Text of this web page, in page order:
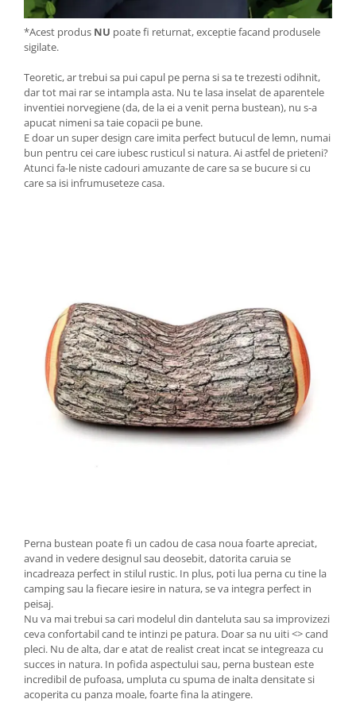
*Acest produs NU poate fi returnat, exceptie facand produsele
sigilate.
Teoretic, ar trebui sa pui capul pe perna si sa te trezesti odihnit,
dar tot mai rar se intampla asta. Nu te lasa inselat de aparentele
inventiei norvegiene (da, de la ei a venit perna bustean), nu s-a
apucat nimeni sa taie copacii pe bune.
E doar un super design care imita perfect butucul de lemn, numai
bun pentru cei care iubesc rusticul si natura. Ai astfel de prieteni?
Atunci fa-le niste cadouri amuzante de care sa se bucure si cu
care sa isi infrumuseteze casa.
Perna bustean poate fi un cadou de casa noua foarte apreciat,
avand in vedere designul sau deosebit, datorita caruia se
incadreaza perfect in stilul rustic. In plus, poti lua perna cu tine la
camping sau la fiecare iesire in natura, se va integra perfect in
peisaj.
Nu va mai trebui sa cari modelul din danteluta sau sa improvizezi
ceva confortabil cand te intinzi pe patura. Doar sa nu uiti <> cand
pleci. Nu de alta, dar e atat de realist creat incat se integreaza cu
succes in natura. In pofida aspectului sau, perna bustean este
incredibil de pufoasa, umpluta cu spuma de inalta densitate si
acoperita cu panza moale, foarte fina la atingere.